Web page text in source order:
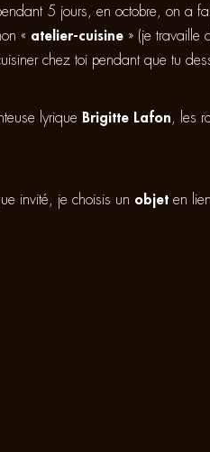
5 jours, en octobre, on a
« atelier-cuisine » (je travaille
chez toi pendant que tu
lyrique Brigitte Lafon , les
invité, je choisis un objet en